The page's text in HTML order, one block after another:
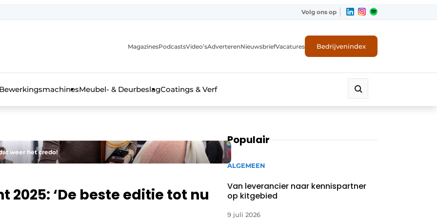
Volg ons op
MagazinesPodcastsVideo’sAdverterenNieuwsbriefVacatures Bedrijvenindex
BewerkingsmachinesMeubel- & DeurbeslagCoatings & Verf
weer het credo!
‘De beste editie tot nu
Populair
ALGEMEEN
Van leverancier naar kennispartner
op kitgebied
9 juli 2026